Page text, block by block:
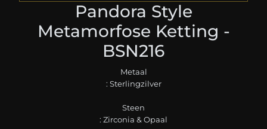
Pandora Style
Metamorfose Ketting -
BSN216
Metaal
: Sterlingzilver
Steen
: Zirconia & Opaal